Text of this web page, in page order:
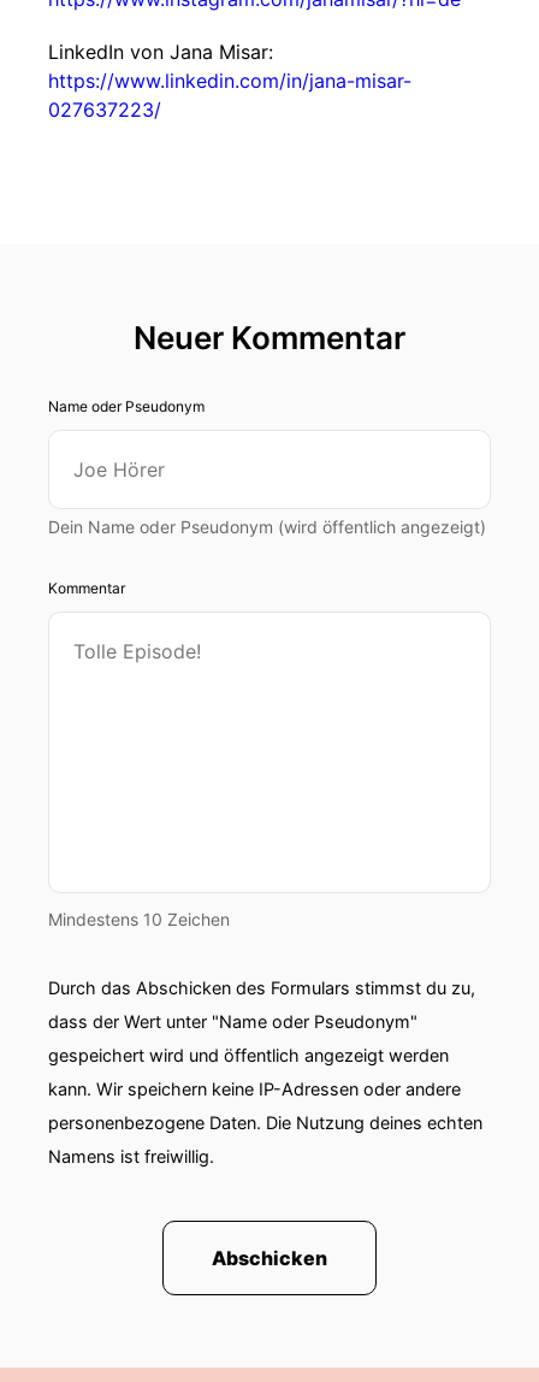
LinkedIn von Jana Misar:
https://www.linkedin.com/in/jana-misar-
027637223/
Neuer Kommentar
Name oder Pseudonym
Dein Name oder Pseudonym (wird öffentlich angezeigt)
Kommentar
Mindestens 10 Zeichen
Durch das Abschicken des Formulars stimmst du zu,
dass der Wert unter "Name oder Pseudonym"
gespeichert wird und öffentlich angezeigt werden
kann. Wir speichern keine IP-Adressen oder andere
personenbezogene Daten. Die Nutzung deines echten
Namens ist freiwillig.
Abschicken